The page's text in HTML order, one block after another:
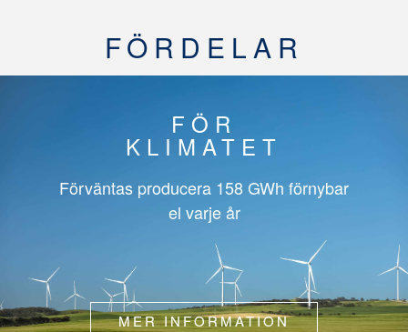
FÖRDELAR
FÖR
KLIMATET
Förväntas producera 158 GWh förnybar
el varje år
MER INFORMATION